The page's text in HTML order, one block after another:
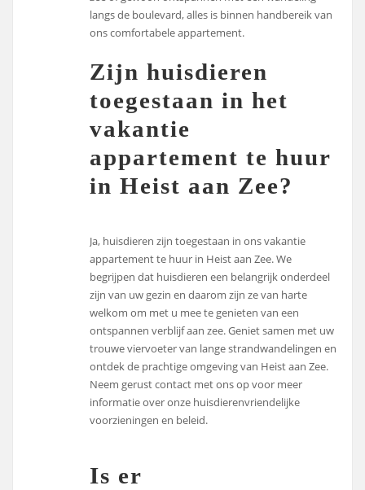
langs de boulevard, alles is binnen handbereik van
ons comfortabele appartement.
Zijn huisdieren
toegestaan in het
vakantie
appartement te huur
in Heist aan Zee?
Ja, huisdieren zijn toegestaan in ons vakantie
appartement te huur in Heist aan Zee. We
begrijpen dat huisdieren een belangrijk onderdeel
zijn van uw gezin en daarom zijn ze van harte
welkom om met u mee te genieten van een
ontspannen verblijf aan zee. Geniet samen met uw
trouwe viervoeter van lange strandwandelingen en
ontdek de prachtige omgeving van Heist aan Zee.
Neem gerust contact met ons op voor meer
informatie over onze huisdierenvriendelijke
voorzieningen en beleid.
Is er